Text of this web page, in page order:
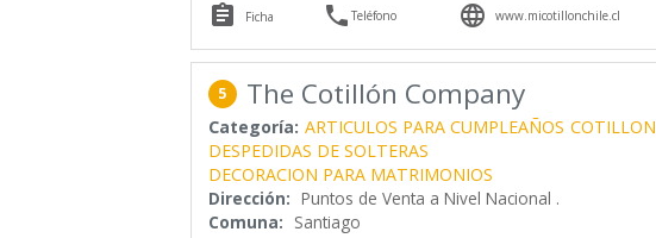
 Ficha Teléfono  www.micotillonchile.cl
5 The Cotillón Company
Categoría: ARTICULOS PARA CUMPLEAÑOS COTILLON
DESPEDIDAS DE SOLTERAS
DECORACION PARA MATRIMONIOS
Dirección: Puntos de Venta a Nivel Nacional .
Comuna: Santiago